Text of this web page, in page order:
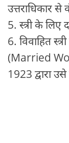
उत्तराधिकार से
5. स्त्री के लिए
6. विवाहित
(Married
1923 द्वारा